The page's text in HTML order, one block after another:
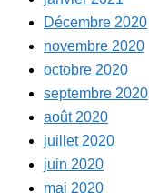
Décembre 2020
novembre 2020
octobre 2020
septembre 2020
août 2020
juillet 2020
juin 2020
mai 2020